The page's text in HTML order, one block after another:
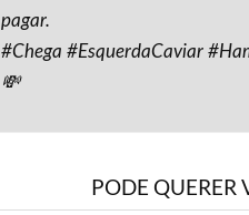
pagar.
#Chega #EsquerdaCaviar
💸
PODE QUERER